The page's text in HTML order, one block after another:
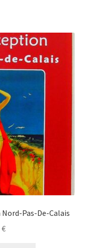
Nord-Pas-De-Calais
€